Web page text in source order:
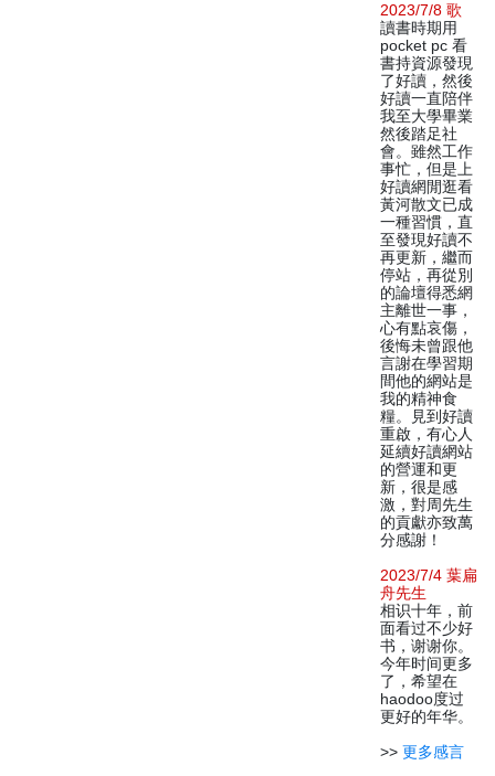
2023/7/8 歌
讀書時期用
pocket pc 看
書持資源發現
了好讀，然後
好讀一直陪伴
我至大學畢業
然後踏足社
會。雖然工作
事忙，但是上
好讀網閒逛看
黃河散文已成
一種習慣，直
至發現好讀不
再更新，繼而
停站，再從別
的論壇得悉網
主離世一事，
心有點哀傷，
後悔未曾跟他
言謝在學習期
間他的網站是
我的精神食
糧。見到好讀
重啟，有心人
延續好讀網站
的營運和更
新，很是感
激，對周先生
的貢獻亦致萬
分感謝！
2023/7/4 葉扁
舟先生
相识十年，前
面看过不少好
书，谢谢你。
今年时间更多
了，希望在
haodoo度过
更好的年华。
>> 更多感言